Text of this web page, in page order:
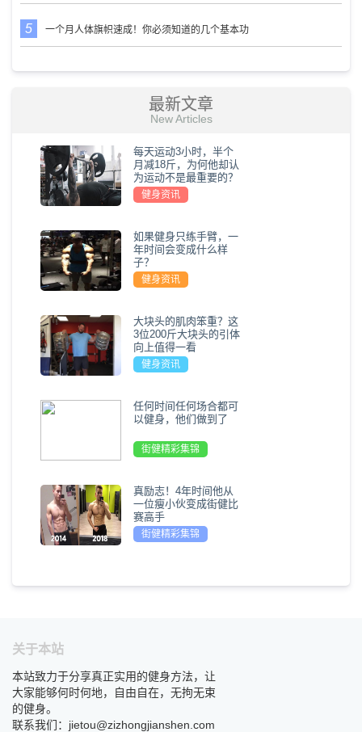
一个月人体旗帜速成！你必须知道的几个基本功
最新文章
New Articles
每天运动3小时，半个
月减18斤，为何他却认
为运动不是最重要的？
健身资讯
如果健身只练手臂，一
年时间会变成什么样
子？
健身资讯
大块头的肌肉笨重？这
3位200斤大块头的引体
向上值得一看
健身资讯
任何时间任何场合都可
以健身，他们做到了
街健精彩集锦
真励志！4年时间他从
一位瘦小伙变成街健比
赛高手
街健精彩集锦
关于本站
本站致力于分享真正实用的健身方法，让
大家能够何时何地，自由自在，无拘无束
的健身。
联系我们：jietou@zizhongjianshen.com